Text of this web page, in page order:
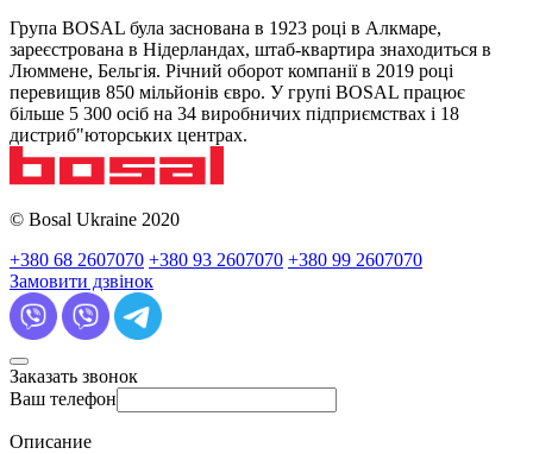
Група BOSAL була заснована в 1923 році в Алкмаре,
зареєстрована в Нідерландах, штаб-квартира знаходиться в
Люммене, Бельгія. Річний оборот компанії в 2019 році
перевищив 850 мільйонів євро. У групі BOSAL працює
більше 5 300 осіб на 34 виробничих підприємствах і 18
дистриб"юторських центрах.
© Bosal Ukraine 2020
+380 68 2607070 +380 93 2607070 +380 99 2607070
Замовити дзвінок
Заказать звонок
Ваш телефон
Описание